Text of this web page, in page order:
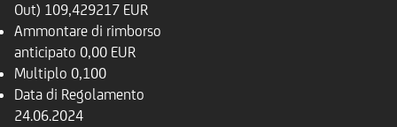
Out) 109,429217 EUR
Ammontare di rimborso
anticipato 0,00 EUR
Multiplo 0,100
Data di Regolamento
24.06.2024